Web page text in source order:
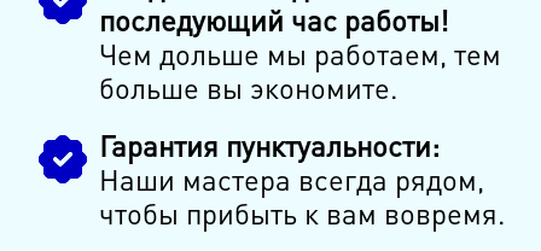
последующий час работы!
Чем дольше мы работаем, тем
больше вы экономите.
Гарантия пунктуальности:
Наши мастера всегда рядом,
чтобы прибыть к вам вовремя.